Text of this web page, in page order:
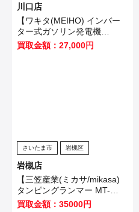
川口店
【ワキタ(MEIHO) インバー
ター式ガソリン発電機
HPG3000i】東久留米市のお
客様から買取させていただき
買取金額：27,000円
さいたま市 岩槻区
岩槻店
【三笠産業(ミカサ/mikasa)
タンピングランマー MT-
55H】東久留米市のお客様か
買取金額：35000円